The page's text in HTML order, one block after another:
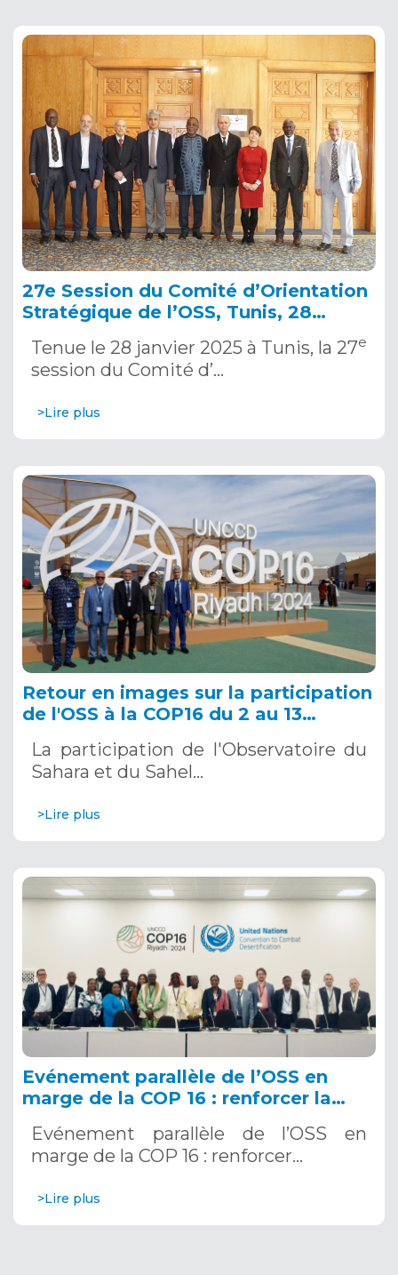
27e Session du Comité d’Orientation
Stratégique de l’OSS, Tunis, 28
Tenue le 28 janvier 2025 à Tunis, la 27e
session du Comité d’…
>Lire plus
Retour en images sur la participation
de l'OSS à la COP16 du 2 au 13
Saoudite
La participation de l'Observatoire du
Sahara et du Sahel…
>Lire plus
Evénement parallèle de l’OSS en
marge de la COP 16 : renforcer la
Systèmes d’Alerte Précoce
Multirisques. 12 décembre 2024
Evénement parallèle de l’OSS en
marge de la COP 16 : renforcer…
>Lire plus